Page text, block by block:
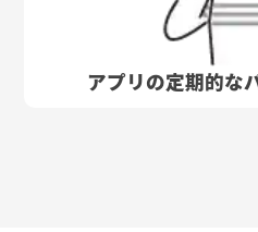
アプリの定期的な